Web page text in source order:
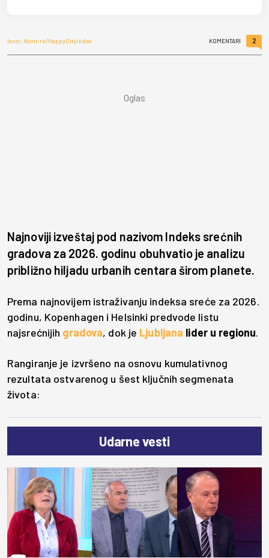
Izvor: Kurir.rs/HappyCityIndex KOMENTARI 2
Najnoviji izveštaj pod nazivom Indeks srećnih
gradova za 2026. godinu obuhvatio je analizu
približno hiljadu urbanih centara širom planete.
Prema najnovijem istraživanju indeksa sreće za 2026.
godinu, Kopenhagen i Helsinki predvode listu
najsrećnijih gradova, dok je Ljubljana lider u regionu.
Rangiranje je izvršeno na osnovu kumulativnog
rezultata ostvarenog u šest ključnih segmenata
života:
Udarne vesti